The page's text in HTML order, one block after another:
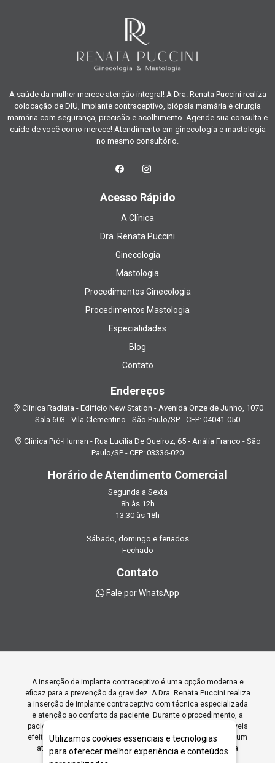
A saúde da mulher merece atenção integral! A Dra. Renata Puccini realiza
colocação de DIU, implante contraceptivo, biópsia mamária e cirurgia
mamária com segurança, precisão e acolhimento. Agende sua consulta e
cuide de você como merece! Atendimento em ginecologia e mastologia
no mesmo consultório.
Acesso Rápido
A Clínica
Dra. Renata Puccini
Ginecologia
Mastologia
Procedimentos Ginecologia
Procedimentos Mastologia
Especialidades
Blog
Contato
Endereços
Clínica Radiata - Edifício New Station - Avenida Onze de Junho, 1070
Sala 603 - Vila Clementino - São Paulo/SP - CEP: 04041-050
Clínica Pró-Human - Rua Lucília De Queiroz, 65 - Anália Franco - São
Paulo/SP - CEP: 03336-020
Horário de Atendimento Comercial
Segunda a Sexta
8h às 12h
13:30 às 18h
Sábado, domingo e feriados
Fechado
Contato
Fale por WhatsApp
A inserção de implante contraceptivo é uma opção moderna e
eficaz para a prevenção da gravidez. A Dra. Renata Puccini realiza
a inserção de implante contraceptivo com técnica especializada
e atenção ao conforto da paciente. Durante o procedimento, a
paciente é orientada sobre os cuidados necessários e possíveis
efeitos. Com abordagem humanizada, a Dra. Renata oferece um
atendimento seguro, garantindo a autonomia da mulher na
escolha do método contraceptivo ideal para sua saúde
Utilizamos cookies essenciais e tecnologias
para oferecer melhor experiência e conteúdos